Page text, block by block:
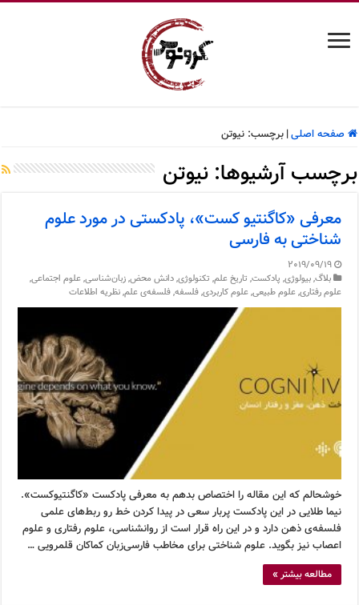
صفحه اصلی| برچسب:نیوتن
برچسب آرشیوها:نیوتن
معرفی «کاگنتیو کست»، پادکستی در مورد علوم
شناختی به فارسی
2019/09/19
بلاگ,بیولوژی, پادکست, تاریخ علم, تکنولوژی,دانش محض,زبان‌شناسی,علوم اجتماعی,
علوم رفتاری,علوم طبیعی,علوم کاربردی,فلسفه,فلسفه‌ی علم,نظریه اطلاعات
خوشحالم که این مقاله را اختصاص بدهم به معرفی پادکست «کاگنتیوکست».
نیما طلایی در این پادکست پربار سعی در پیدا کردن خط رو ربط‌های علمی
فلسفه‌ی ذهن دارد و در این راه قرار است از روانشناسی، علوم رفتاری و علوم
اعصاب نیز بگوید. علوم شناختی برای مخاطب فارسی‌زبان کماکان قلمرویی …
مطالعه بیشتر »